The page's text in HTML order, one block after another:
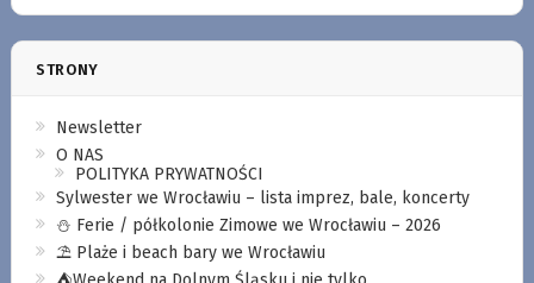
STRONY
Newsletter
O NAS
POLITYKA PRYWATNOŚCI
Sylwester we Wrocławiu – lista imprez, bale, koncerty
⛄️ Ferie / półkolonie Zimowe we Wrocławiu – 2026
⛱️ Plaże i beach bary we Wrocławiu